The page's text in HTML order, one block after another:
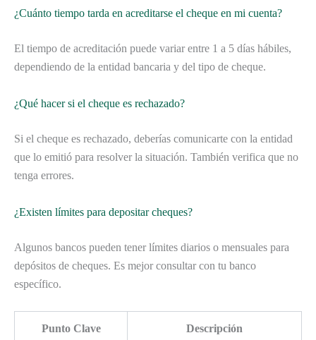
¿Cuánto tiempo tarda en acreditarse el cheque en mi cuenta?
El tiempo de acreditación puede variar entre 1 a 5 días hábiles,
dependiendo de la entidad bancaria y del tipo de cheque.
¿Qué hacer si el cheque es rechazado?
Si el cheque es rechazado, deberías comunicarte con la entidad
que lo emitió para resolver la situación. También verifica que no
tenga errores.
¿Existen límites para depositar cheques?
Algunos bancos pueden tener límites diarios o mensuales para
depósitos de cheques. Es mejor consultar con tu banco
específico.
Punto Clave Descripción